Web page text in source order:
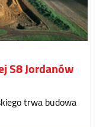
S8 Jordanów
trwa budowa